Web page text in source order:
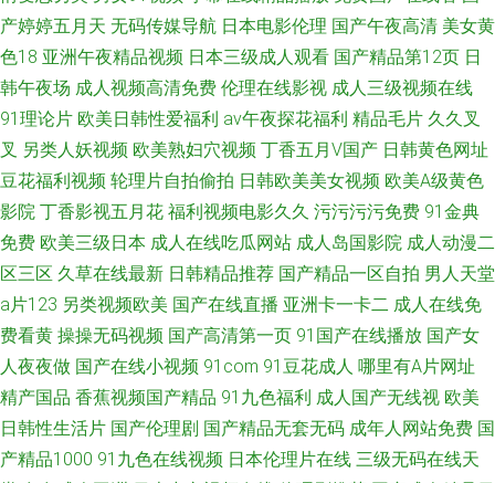
产婷婷五月天 无码传媒导航 日本电影伦理 国产午夜高清 美女黄
色18 亚洲午夜精品视频 日本三级成人观看 国产精品第12页 日
韩午夜场 成人视频高清免费 伦理在线影视 成人三级视频在线
91理论片 欧美日韩性爱福利 av午夜探花福利 精品毛片 久久叉
叉 另类人妖视频 欧美熟妇穴视频 丁香五月V国产 日韩黄色网址
豆花福利视频 轮理片自拍偷拍 日韩欧美美女视频 欧美A级黄色
影院 丁香影视五月花 福利视频电影久久 污污污污免费 91金典
免费 欧美三级日本 成人在线吃瓜网站 成人岛国影院 成人动漫二
区三区 久草在线最新 日韩精品推荐 国产精品一区自拍 男人天堂
a片123 另类视频欧美 国产在线直播 亚洲卡一卡二 成人在线免
费看黄 操操无码视频 国产高清第一页 91国产在线播放 国产女
人夜夜做 国产在线小视频 91com 91豆花成人 哪里有A片网址
精产国品 香蕉视频国产精品 91九色福利 成人国产无线视 欧美
日韩性生活片 国产伦理剧 国产精品无套无码 成年人网站免费 国
产精品1000 91九色在线视频 日本伦理片在线 三级无码在线天